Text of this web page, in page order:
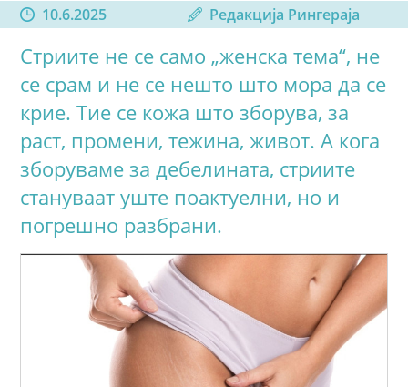
10.6.2025 Редакција Рингераја
Стриите не се само „женска тема“, не
се срам и не се нешто што мора да се
крие. Тие се кожа што зборува, за
раст, промени, тежина, живот. А кога
зборуваме за дебелината, стриите
стануваат уште поактуелни, но и
погрешно разбрани.